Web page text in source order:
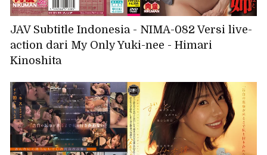
JAV Subtitle Indonesia - NIMA-082 Versi live-
action dari My Only Yuki-nee - Himari
Kinoshita